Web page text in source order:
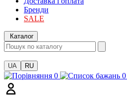
Бренди
SALE
Каталог
UA RU
0 0